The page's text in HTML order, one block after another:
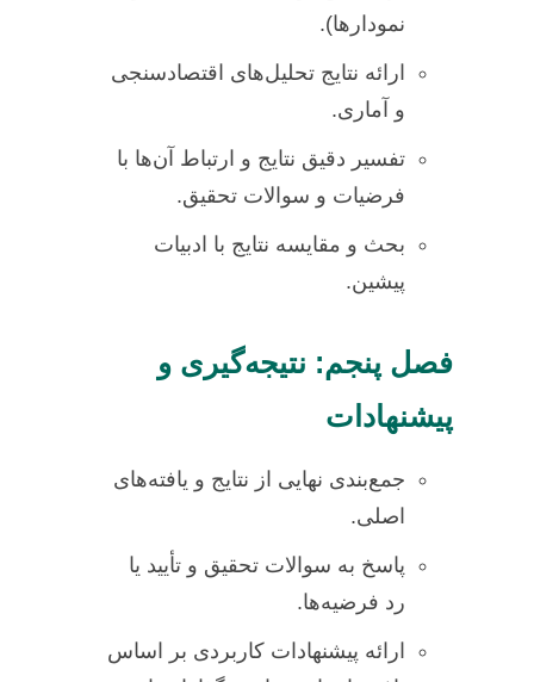
نمودارها).
ارائه نتایج تحلیل‌های اقتصادسنجی
و آماری.
تفسیر دقیق نتایج و ارتباط آن‌ها با
فرضیات و سوالات تحقیق.
بحث و مقایسه نتایج با ادبیات
پیشین.
فصل پنجم: نتیجه‌گیری و
پیشنهادات
جمع‌بندی نهایی از نتایج و یافته‌های
اصلی.
پاسخ به سوالات تحقیق و تأیید یا
رد فرضیه‌ها.
ارائه پیشنهادات کاربردی بر اساس